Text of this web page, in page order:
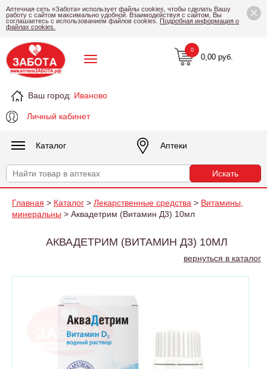
×
Аптечная сеть «Забота» использует файлы cookies, чтобы сделать Вашу
работу с сайтом максимально удобной. Взаимодействуя с сайтом, Вы
соглашаетесь с использованием файлов cookies. Подробная информация о
файлах cookies.
Ваш город: Иваново
Личный кабинет
0,00 руб.
0
Каталог Аптеки
Главная > Каталог > Лекарственные средства > Витамины,
минеральны > Аквадетрим (Витамин Д3) 10мл
АКВАДЕТРИМ (ВИТАМИН Д3) 10МЛ
вернуться в каталог